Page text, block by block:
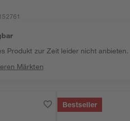
Produkt zur Zeit leider nicht anbieten.
Märkten
Bestseller